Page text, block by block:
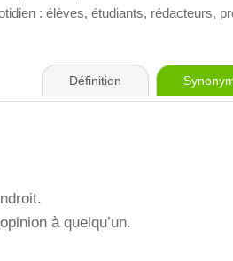
: élèves, étudiants, rédacteurs,
Définition
à quelqu’un.